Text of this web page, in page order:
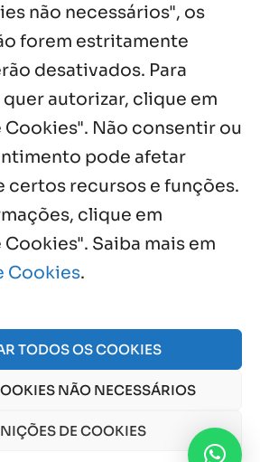
não necessários", os
forem estritamente
desativados. Para
autorizar, clique em
Não consentir ou
pode afetar
certos recursos e funções.
clique em
Saiba mais em
Cookies.
TODOS OS COOKIES
NÃO NECESSÁRIOS
DE COOKIES
48555775000150 |
Aviso de Cookies
Aviso de Privacidade